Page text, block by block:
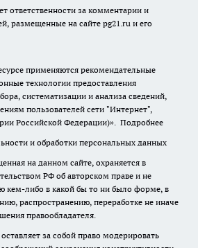
ответственности за комментарии и
размещенные на сайте pg21.ru и его
применяются рекомендательные
технологии предоставления
систематизации и анализа сведений,
пользователей сети "Интернет",
Российской Федерации)». Подробнее
и обработки персональных данных
на данном сайте, охраняется в
РФ об авторском праве и не
кем-либо в какой бы то ни было форме, в
распространению, переработке не иначе
правообладателя.
за собой право модерировать